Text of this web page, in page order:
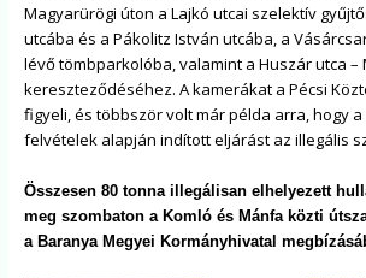
Magyarürögi úton a Lajkó utcai szelektív
utcába és a Pákolitz István utcába, a
lévő tömbparkolóba, valamint a Huszár utca –
kereszteződéséhez. A kamerákat a Pécsi
figyeli, és többször volt már példa arra, hogy
felvételek alapján indított eljárást az illegális
Összesen 80 tonna illegálisan elhelyezett
meg szombaton a Komló és Mánfa közti
a Baranya Megyei Kormányhivatal